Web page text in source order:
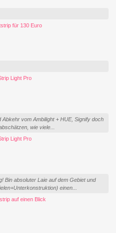
für 130 Euro
Light Pro
vom Ambilight + HUE, Signify doch
wie viele...
Light Pro
Bin absoluter Laie auf dem Gebiet und
einen...
auf einen Blick